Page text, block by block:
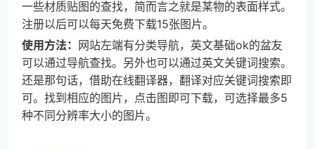
一些材质贴图的查找，简而言之就是某物的表面样式。
注册以后可以每天免费下载15张图片。
使用方法： 网站左端有分类导航，英文基础ok的盆友
可以通过导航查找。另外也可以通过英文关键词搜索。
还是那句话，借助在线翻译器，翻译对应关键词搜索即
可。找到相应的图片，点击图即可下载，可选择最多5
种不同分辨率大小的图片。